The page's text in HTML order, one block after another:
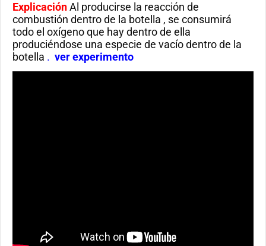
ExplicaciónAl producirse la reacción de
combustión dentro de la botella , se consumirá
todo el oxígeno que hay dentro de ella
produciéndose una especie de vacío dentro de la
botella . ver experimento